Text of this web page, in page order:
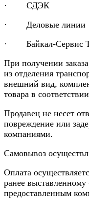
· СДЭК
· Деловые линии
· Байкал-Сервис
При получении
из отделения
внешний вид,
товара в
Продавец не несет
повреждение или
компаниями.
Самовывоз
Оплата
ранее выставленному
предоставленным